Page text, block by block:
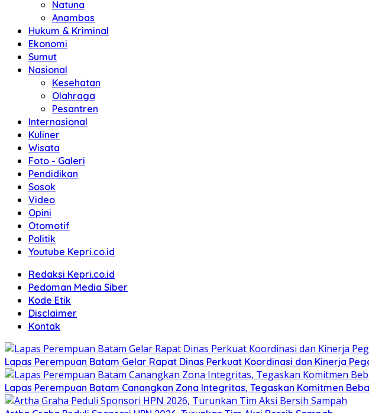
Natuna
Anambas
Hukum & Kriminal
Ekonomi
Sumut
Nasional
Kesehatan
Olahraga
Pesantren
Internasional
Kuliner
Wisata
Foto - Galeri
Pendidikan
Sosok
Video
Opini
Otomotif
Politik
Youtube Kepri.co.id
Redaksi Kepri.co.id
Pedoman Media Siber
Kode Etik
Disclaimer
Kontak
Lapas Perempuan Batam Gelar Rapat Dinas Perkuat Koordinasi dan Kinerja
Lapas Perempuan Batam Canangkan Zona Integritas, Tegaskan Komitmen